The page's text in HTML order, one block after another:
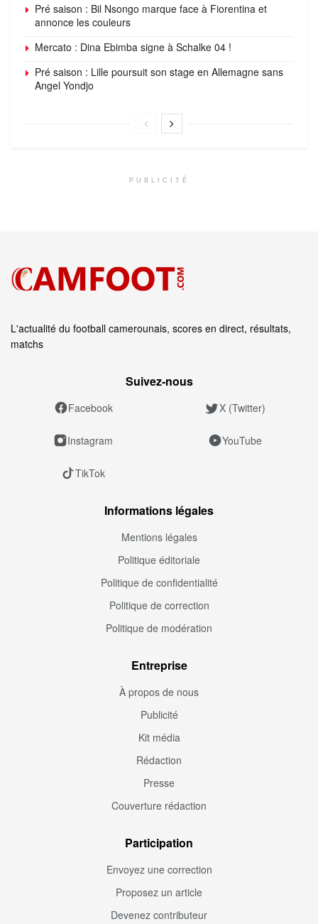
Pré saison : Bil Nsongo marque face à Fiorentina et
annonce les couleurs
Mercato : Dina Ebimba signe à Schalke 04 !
Pré saison : Lille poursuit son stage en Allemagne sans
Angel Yondjo
PUBLICITÉ
L'actualité du football camerounais, scores en direct, résultats,
matchs
Suivez‑nous
Facebook X (Twitter)
Instagram YouTube
TikTok
Informations légales
Mentions légales
Politique éditoriale
Politique de confidentialité
Politique de correction
Politique de modération
Entreprise
À propos de nous
Publicité
Kit média
Rédaction
Presse
Couverture rédaction
Participation
Envoyez une correction
Proposez un article
Devenez contributeur